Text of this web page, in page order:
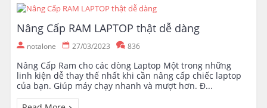
Nâng Cấp RAM LAPTOP thật dễ dàng
notalone 27/03/2023 836
Nâng Cấp Ram cho các dòng Laptop Một trong những
linh kiện dễ thay thế nhất khi cần nâng cấp chiếc laptop
của bạn. Giúp máy chạy nhanh và mượt hơn. Đ...